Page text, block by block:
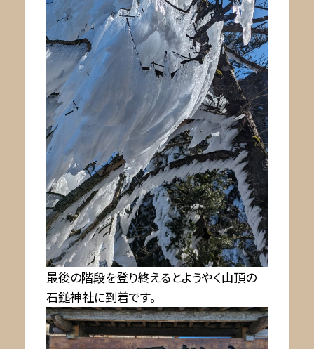
最後の階段を登り終えるとようやく山頂の
石鎚神社に到着です。